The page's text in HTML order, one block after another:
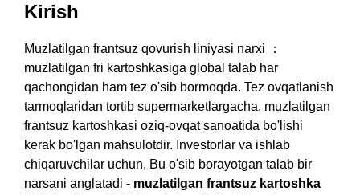
Kirish
Muzlatilgan frantsuz qovurish liniyasi narxi ：
muzlatilgan fri kartoshkasiga global talab har
qachongidan ham tez o'sib bormoqda. Tez ovqatlanish
tarmoqlaridan tortib supermarketlargacha, muzlatilgan
frantsuz kartoshkasi oziq-ovqat sanoatida bo'lishi
kerak bo'lgan mahsulotdir. Investorlar va ishlab
chiqaruvchilar uchun, Bu o'sib borayotgan talab bir
narsani anglatadi - muzlatilgan frantsuz kartoshka